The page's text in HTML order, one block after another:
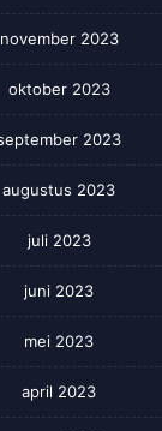
november 2023
oktober 2023
2023
augustus 2023
juli 2023
juni 2023
mei 2023
april 2023